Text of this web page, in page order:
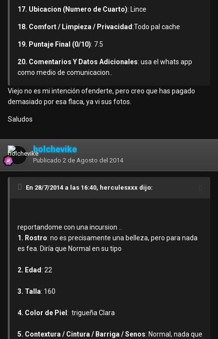
17. Ubicacion (Numero de Cuarto): Lince
18. Comfort / Limpieza / Privacidad:Todo pal cache
19. Puntaje Final (0/10): 7.5
20. Comentarios Y Datos Adicionales: usa el whats app
como medio de comunicacion..
Viejo no es mi intención ofenderte, pero creo que has pagado
demasiado por esa flaca, ya vi sus fotos.
Saludos
bolchevike
Publicado 2 de Agosto del 2014
En 28/7/2014 a las 16:40, herculesxxx dijo:
reportandome con una incursion ..
1. Rostro: no es precisamente una belleza, pero para nada
es fea. Diría que Normal en su tipo
2. Edad: 22
3. Talla: 160
4. Color de Piel : trigueña Clara
5. Contextura / Cintura / Barriga / Senos: Normal, nada que